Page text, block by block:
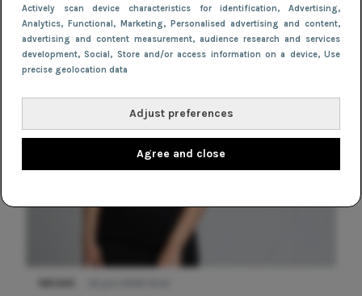
Actively scan device characteristics for identification, Advertising,
Analytics, Functional, Marketing, Personalised advertising and content,
advertising and content measurement, audience research and services
development, Social, Store and/or access information on a device, Use
precise geolocation data
Adjust preferences
Agree and close
NIEUWS 9 februari 2026 08:46
De beste sneakers voor elke jurklengte: zo
draag je sportief en chic